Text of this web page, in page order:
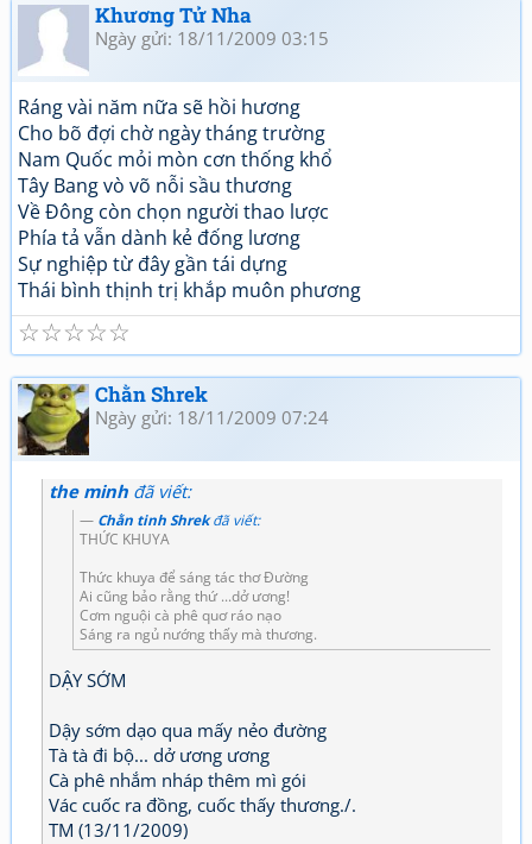
Khương Tử Nha
Ngày gửi: 18/11/2009 03:15
Ráng vài năm nữa sẽ hồi hương
Cho bõ đợi chờ ngày tháng trường
Nam Quốc mỏi mòn cơn thống khổ
Tây Bang vò võ nỗi sầu thương
Về Đông còn chọn người thao lược
Phía tả vẫn dành kẻ đống lương
Sự nghiệp từ đây gần tái dựng
Thái bình thịnh trị khắp muôn phương
☆
☆
☆
☆
☆
Chằn Shrek
Ngày gửi: 18/11/2009 07:24
the minh đã viết:
Chằn tinh Shrekđã viết:
THỨC KHUYA
Thức khuya để sáng tác thơ Đường
Ai cũng bảo rằng thứ ...dở ương!
Cơm nguội cà phê quơ ráo nạo
Sáng ra ngủ nướng thấy mà thương.
DẬY SỚM
Dậy sớm dạo qua mấy nẻo đường
Tà tà đi bộ... dở ương ương
Cà phê nhắm nháp thêm mì gói
Vác cuốc ra đồng, cuốc thấy thương./.
TM (13/11/2009)